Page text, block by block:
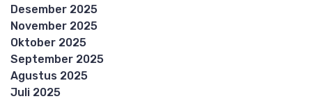
Desember 2025
November 2025
Oktober 2025
September 2025
Agustus 2025
Juli 2025